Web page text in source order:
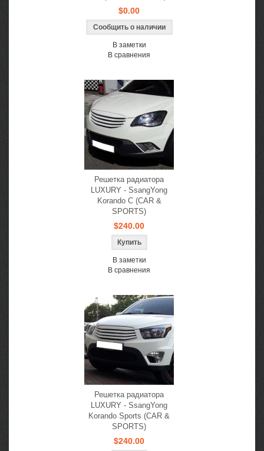
$0.00
Сообщить о наличии
В заметки
В сравнения
Решетка радиатора
LUXURY - SsangYong
Korando C (CAR &
SPORTS)
$240.00
В заметки
В сравнения
Решетка радиатора
LUXURY - SsangYong
Korando Sports (CAR &
SPORTS)
$240.00